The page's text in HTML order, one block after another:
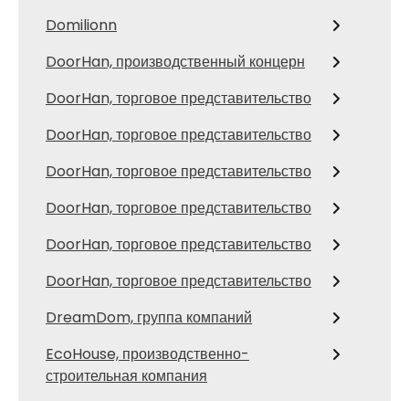
Domilionn
DoorHan, производственный концерн
DoorHan, торговое представительство
DoorHan, торговое представительство
DoorHan, торговое представительство
DoorHan, торговое представительство
DoorHan, торговое представительство
DoorHan, торговое представительство
DreamDom, группа компаний
EcoHouse, производственно-
строительная компания